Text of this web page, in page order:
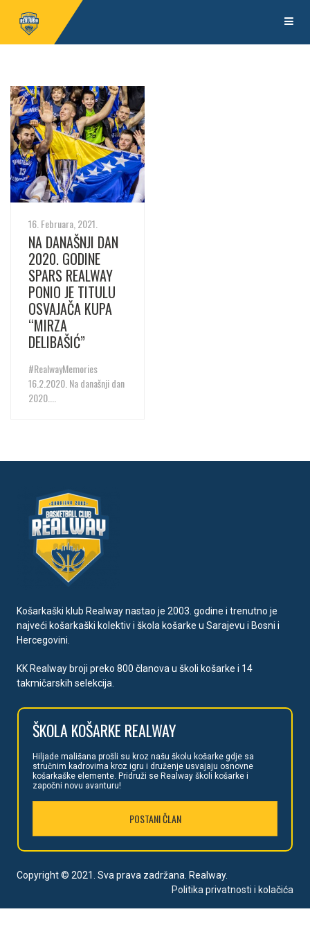
16. Februara, 2021.
NA DANAŠNJI DAN
2020. GODINE
SPARS REALWAY
PONIO JE TITULU
OSVAJAČA KUPA
“MIRZA
DELIBAŠIĆ”
#RealwayMemories
16.2.2020. Na današnji dan
2020....
Košarkaški klub Realway nastao je 2003. godine i trenutno je
najveći košarkaški kolektiv i škola košarke u Sarajevu i Bosni i
Hercegovini.
KK Realway broji preko 800 članova u školi košarke i 14
takmičarskih selekcija.
ŠKOLA KOŠARKE REALWAY
Hiljade mališana prošli su kroz našu školu košarke gdje sa
stručnim kadrovima kroz igru i druženje usvajaju osnovne
košarkaške elemente. Pridruži se Realway školi košarke i
započni novu avanturu!
POSTANI ČLAN
Copyright © 2021. Sva prava zadržana. Realway.
Politika privatnosti i kolačića